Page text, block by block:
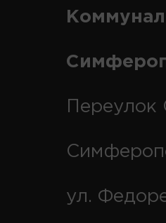
Переулок
ул.